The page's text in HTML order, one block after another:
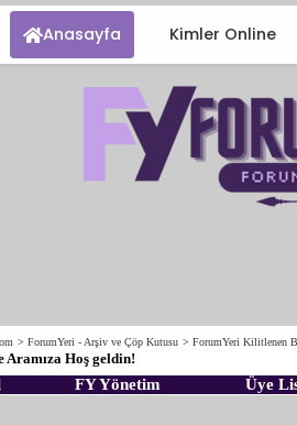
Anasayfa Kimler Online
> ForumYeri - Arşiv ve Çöp Kutusu > ForumYeri Kilitlenen
Aramıza Hoş geldin!
FY Yönetim Üye